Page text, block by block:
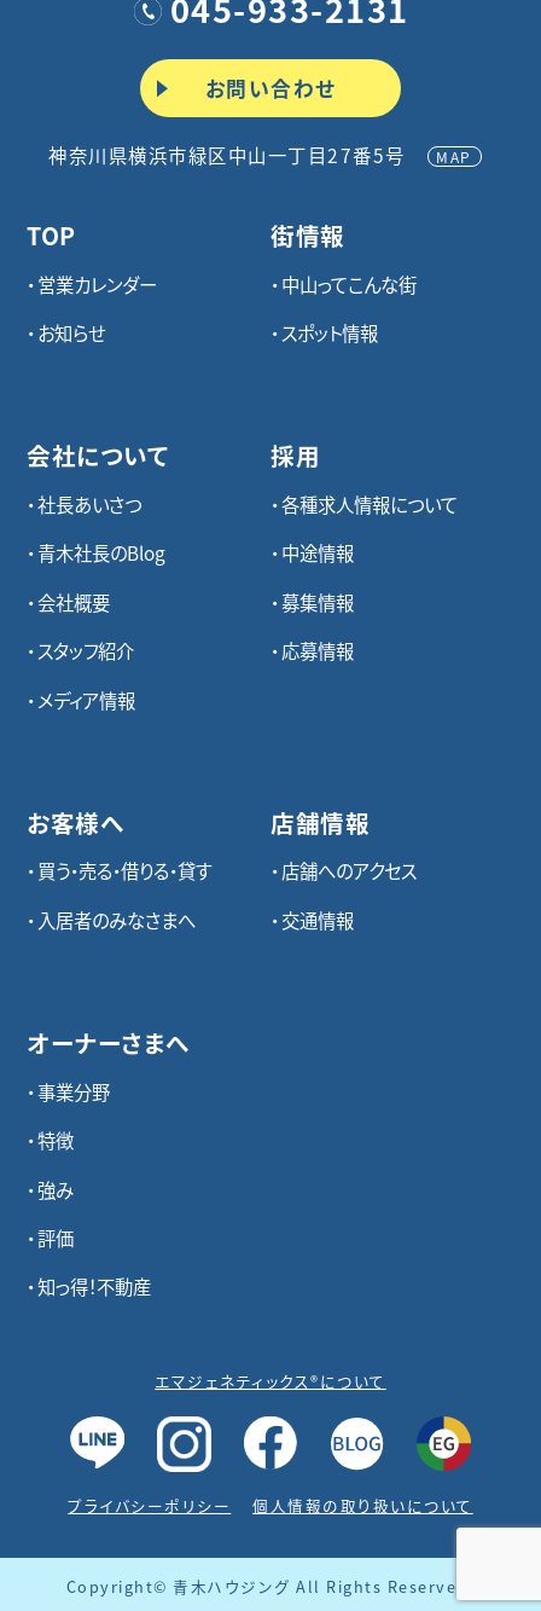
お問い合わせ
神奈川県横浜市緑区中山一丁目27番5号 MAP
TOP
営業カレンダー
お知らせ
会社について
社長あいさつ
青木社長のBlog
会社概要
スタッフ紹介
メディア情報
お客様へ
買う・売る・借りる・貸す
入居者のみなさまへ
オーナーさまへ
事業分野
特徴
強み
評価
知っ得！不動産
街情報
中山ってこんな街
スポット情報
採用
各種求⼈情報について
中途情報
募集情報
応募情報
店舗情報
店舗へのアクセス
交通情報
エマジェネティックス®について
プライバシーポリシー 個人情報の取り扱いについて
Copyright© 青木ハウジング All Rights Reserved.